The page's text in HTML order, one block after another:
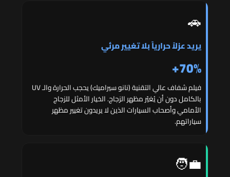
🚗
يريد عزلاً حرارياً بلا تغيير مرئي
70%+
فيلم شفاف عالي التقنية (نانو سيراميك) يحجب الحرارة والـ UV
بالكامل دون أن يُغيّر مظهر الزجاج. الخيار الأمثل للزجاج
الأمامي وأصحاب السيارات الذين لا يريدون تغيير مظهر
سياراتهم.
🧑‍💼